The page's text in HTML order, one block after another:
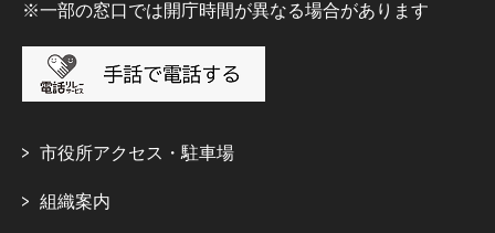
※一部の窓口では開庁時間が異なる場合があります
市役所アクセス・駐車場
組織案内